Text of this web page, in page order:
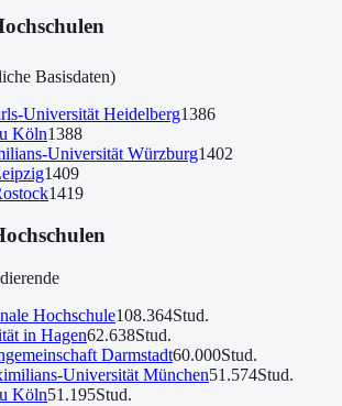
Basisdaten)
Universität Heidelberg1386
Köln1388
Universität Würzburg1402
1409
1419
Hochschule108.364Stud.
in Hagen62.638Stud.
Darmstadt60.000Stud.
Universität München51.574Stud.
Köln51.195Stud.